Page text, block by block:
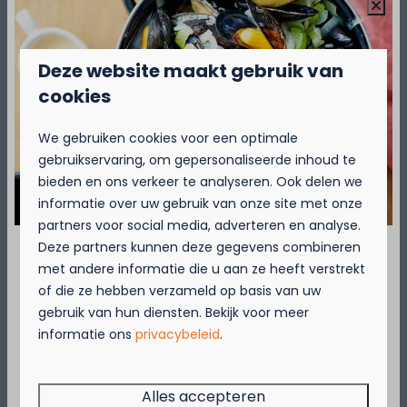
Over de camping
Over de omgeving
Beschikbaarheid en prijs
September = Mosselmaand!
Geniet van 2 t.e.m. 28 september van 50%
korting op de mosselprijs voor 2 personen
Deze actie is geldig in de restaurants van
Deze website maakt gebruik van
cookies
We gebruiken cookies voor een optimale
gebruikservaring, om gepersonaliseerde inhoud te
bieden en ons verkeer te analyseren. Ook delen we
informatie over uw gebruik van onze site met onze
partners voor social media, adverteren en analyse.
Deze partners kunnen deze gegevens combineren
met andere informatie die u aan ze heeft verstrekt
of die ze hebben verzameld op basis van uw
gebruik van hun diensten. Bekijk voor meer
informatie onsprivacybeleid.
Alles accepteren